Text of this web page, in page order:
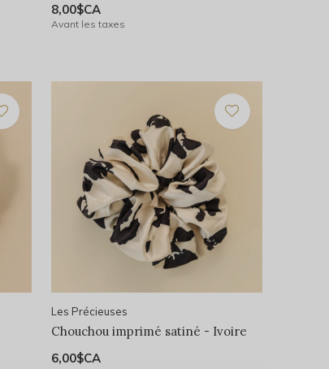
8,00$CA
Avant les taxes
Les Précieuses
Chouchou imprimé satiné - Ivoire
6,00$CA